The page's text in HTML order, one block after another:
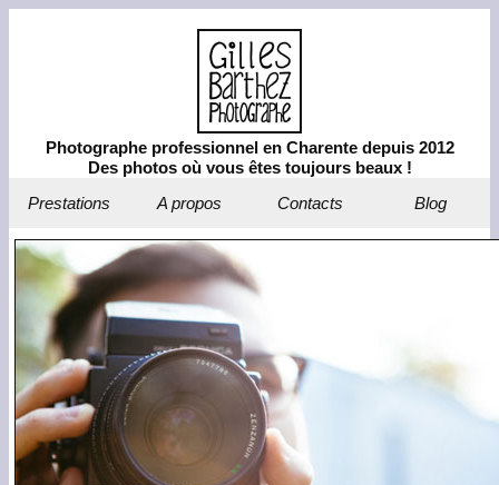
Photographe professionnel en Charente depuis 2012
Des photos où vous êtes toujours beaux !
Prestations
A propos Contacts Blog